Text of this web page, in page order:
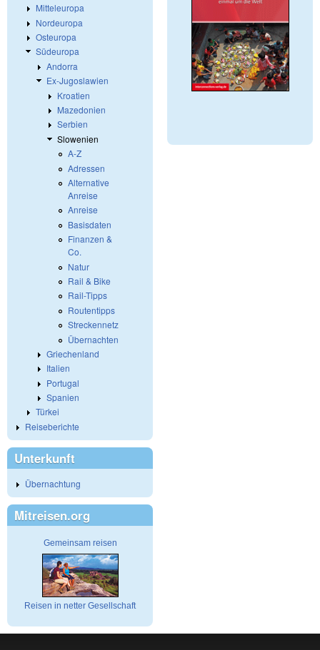
Mitteleuropa
Nordeuropa
Osteuropa
Südeuropa
Andorra
Ex-Jugoslawien
Kroatien
Mazedonien
Serbien
Slowenien
A-Z
Adressen
Alternative
Anreise
Anreise
Basisdaten
Finanzen &
Co.
Natur
Rail & Bike
Rail-Tipps
Routentipps
Streckennetz
Übernachten
Griechenland
Italien
Portugal
Spanien
Türkei
Reiseberichte
Unterkunft
Übernachtung
Mitreisen.org
Gemeinsam reisen
Reisen in netter Gesellschaft